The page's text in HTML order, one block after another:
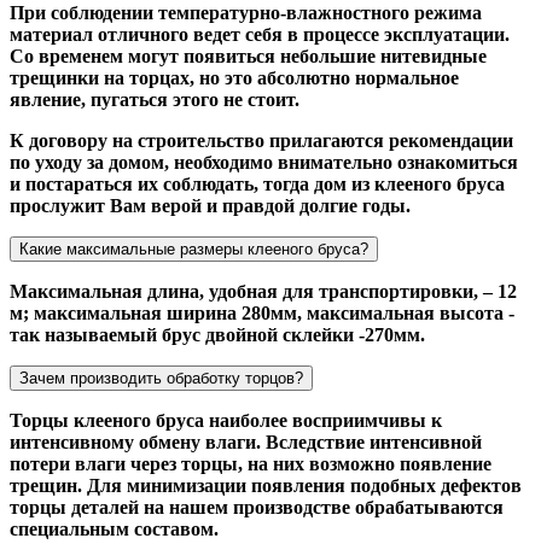
При соблюдении температурно-влажностного режима
материал отличного ведет себя в процессе эксплуатации.
Со временем могут появиться небольшие нитевидные
трещинки на торцах, но это абсолютно нормальное
явление, пугаться этого не стоит.
К договору на строительство прилагаются рекомендации
по уходу за домом, необходимо внимательно ознакомиться
и постараться их соблюдать, тогда дом из клееного бруса
прослужит Вам верой и правдой долгие годы.
Какие максимальные размеры клееного бруса?
Максимальная длина, удобная для транспортировки, – 12
м; максимальная ширина 280мм, максимальная высота -
так называемый брус двойной склейки -270мм.
Зачем производить обработку торцов?
Торцы клееного бруса наиболее восприимчивы к
интенсивному обмену влаги. Вследствие интенсивной
потери влаги через торцы, на них возможно появление
трещин. Для минимизации появления подобных дефектов
торцы деталей на нашем производстве обрабатываются
специальным составом.